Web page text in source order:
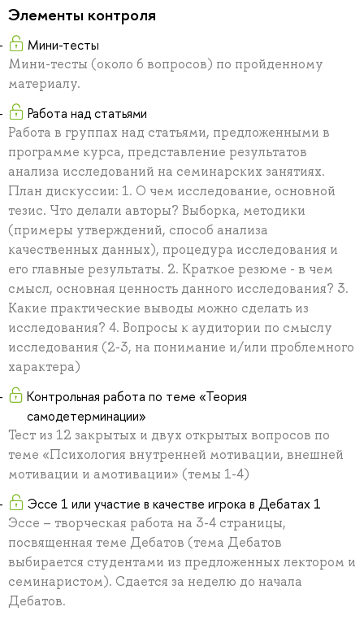
Элементы контроля
Мини-тесты
Мини-тесты (около 6 вопросов) по пройденному
материалу.
Работа над статьями
Работа в группах над статьями, предложенными в
программе курса, представление результатов
анализа исследований на семинарских занятиях.
План дискуссии: 1. О чем исследование, основной
тезис. Что делали авторы? Выборка, методики
(примеры утверждений, способ анализа
качественных данных), процедура исследования и
его главные результаты. 2. Краткое резюме - в чем
смысл, основная ценность данного исследования? 3.
Какие практические выводы можно сделать из
исследования? 4. Вопросы к аудитории по смыслу
исследования (2-3, на понимание и/или проблемного
характера)
Контрольная работа по теме «Теория
самодетерминации»
Тест из 12 закрытых и двух открытых вопросов по
теме «Психология внутренней мотивации, внешней
мотивации и амотивации» (темы 1-4)
Эссе 1 или участие в качестве игрока в Дебатах 1
Эссе – творческая работа на 3-4 страницы,
посвященная теме Дебатов (тема Дебатов
выбирается студентами из предложенных лектором и
семинаристом). Сдается за неделю до начала
Дебатов.